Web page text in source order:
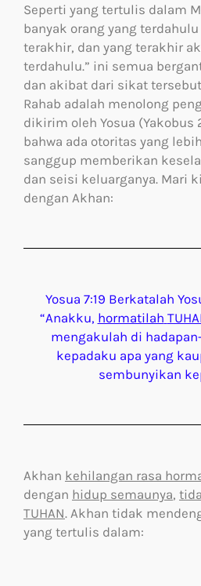
Seperti yang tertulis dalam
banyak orang yang
terakhir, dan yang terakhir
terdahulu.” ini semua
dan akibat dari sikat
Rahab adalah menolong
dikirim oleh Yosua (Yakobus
bahwa ada otoritas yang
sanggup memberikan
dan seisi keluarganya. Mari
dengan Akhan:
Yosua 7:19 Berkatalah
“Anakku, hormatilah
mengakulah di
kepadaku apa yang
sembunyikan
Akhan kehilangan rasa
dengan hidup semaunya,
TUHAN. Akhan tidak
yang tertulis dalam: